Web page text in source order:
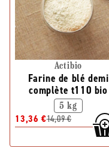
Actibio
Farine de blé demi
complète t110 bio
5 kg
13,36 €14,09 €